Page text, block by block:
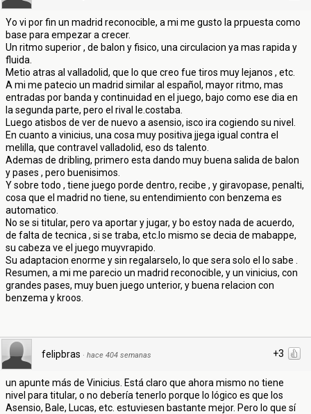
Yo vi por fin un madrid reconocible, a mi me gusto la prpuesta como
base para empezar a crecer.
Un ritmo superior , de balon y fisico, una circulacion ya mas rapida y
fluida.
Metio atras al valladolid, que lo que creo fue tiros muy lejanos , etc.
A mi me patecio un madrid similar al español, mayor ritmo, mas
entradas por banda y continuidad en el juego, bajo como ese dia en
la segunda parte, pero el rival le.costaba.
Luego atisbos de ver de nuevo a asensio, isco ira cogiendo su nivel.
En cuanto a vinicius, una cosa muy positiva jjega igual contra el
melilla, que contravel valladolid, eso ds talento.
Ademas de dribling, primero esta dando muy buena salida de balon
y pases , pero buenisimos.
Y sobre todo , tiene juego porde dentro, recibe , y giravopase, penalti,
cosa que el madrid no tiene, su entendimiento con benzema es
automatico.
No se si titular, pero va aportar y jugar, y bo estoy nada de acuerdo,
de falta de tecnica , si se traba, etc.lo mismo se decia de mabappe,
su cabeza ve el juego muyvrapido.
Su adaptacion enorme y sin regalarselo, lo que sera solo el lo sabe .
Resumen, a mi me parecio un madrid reconocible, y un vinicius, con
grandes pases, muy buen juego unterior, y buena relacion con
benzema y kroos.
+3
felipbras · hace 404 semanas
un apunte más de Vinicius. Está claro que ahora mismo no tiene
nivel para titular, o no debería tenerlo porque lo lógico es que los
Asensio, Bale, Lucas, etc. estuviesen bastante mejor. Pero lo que sí